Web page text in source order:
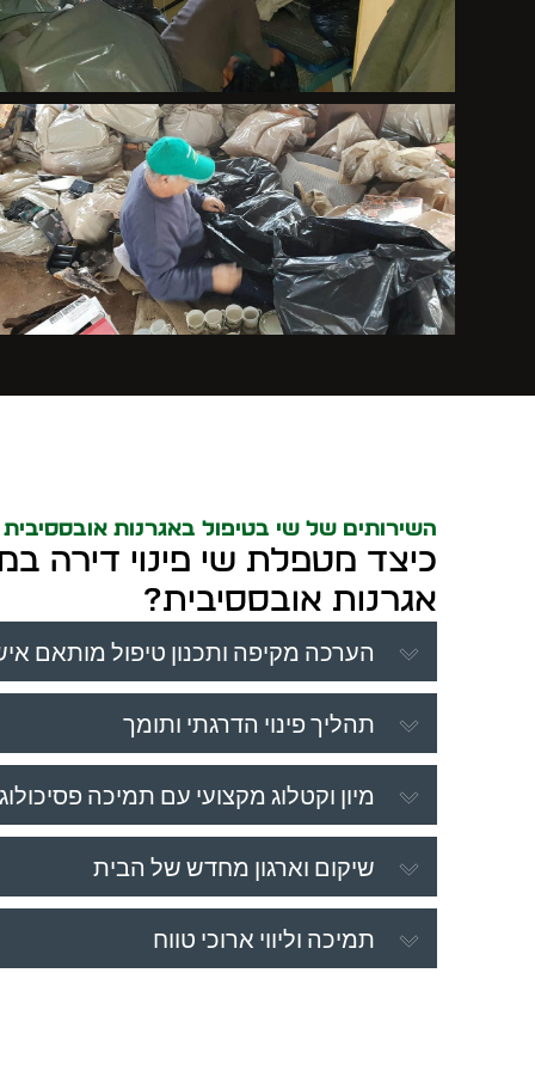
השירותים של שי בטיפול באגרנות אובססיבית
כיצד מטפלת שי פינוי דירה
אגרנות אובססיבית?
הערכה מקיפה ותכנון טיפול מותאם
תהליך פינוי הדרגתי ותומך
מיון וקטלוג מקצועי עם תמיכה
שיקום וארגון מחדש של הבית
תמיכה וליווי ארוכי טווח